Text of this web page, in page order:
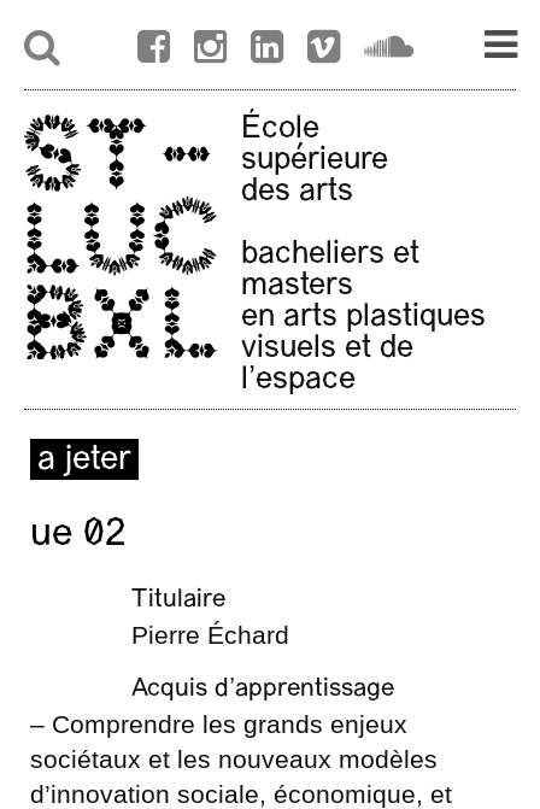
École
supérieure
des arts
bacheliers et
masters
en arts plastiques
visuels et de
l'espace
a jeter
ue 02
Titulaire
Pierre Échard
Acquis d’apprentissage
– Comprendre les grands enjeux
sociétaux et les nouveaux modèles
d’innovation sociale, économique, et